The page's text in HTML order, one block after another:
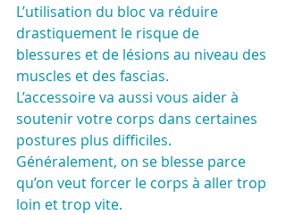
L’utilisation du bloc va réduire
drastiquement le risque de
blessures et de lésions au niveau des
muscles et des fascias.
L’accessoire va aussi vous aider à
soutenir votre corps dans certaines
postures plus difficiles.
Généralement, on se blesse parce
qu’on veut forcer le corps à aller trop
loin et trop vite.